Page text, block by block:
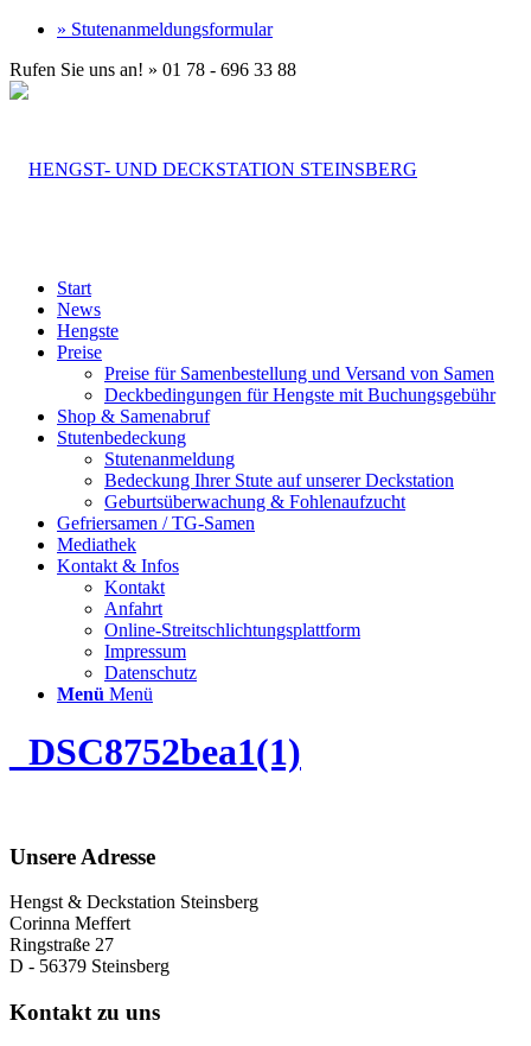
» Stutenanmeldungsformular
Rufen Sie uns an! » 01 78 - 696 33 88
Start
News
Hengste
Preise
Preise für Samenbestellung und Versand von Samen
Deckbedingungen für Hengste mit Buchungsgebühr
Shop & Samenabruf
Stutenbedeckung
Stutenanmeldung
Bedeckung Ihrer Stute auf unserer Deckstation
Geburtsüberwachung & Fohlenaufzucht
Gefriersamen / TG-Samen
Mediathek
Kontakt & Infos
Kontakt
Anfahrt
Online-Streitschlichtungsplattform
Impressum
Datenschutz
Menü Menü
_DSC8752bea1(1)
Unsere Adresse
Hengst & Deckstation Steinsberg
Corinna Meffert
Ringstraße 27
D - 56379 Steinsberg
Kontakt zu uns